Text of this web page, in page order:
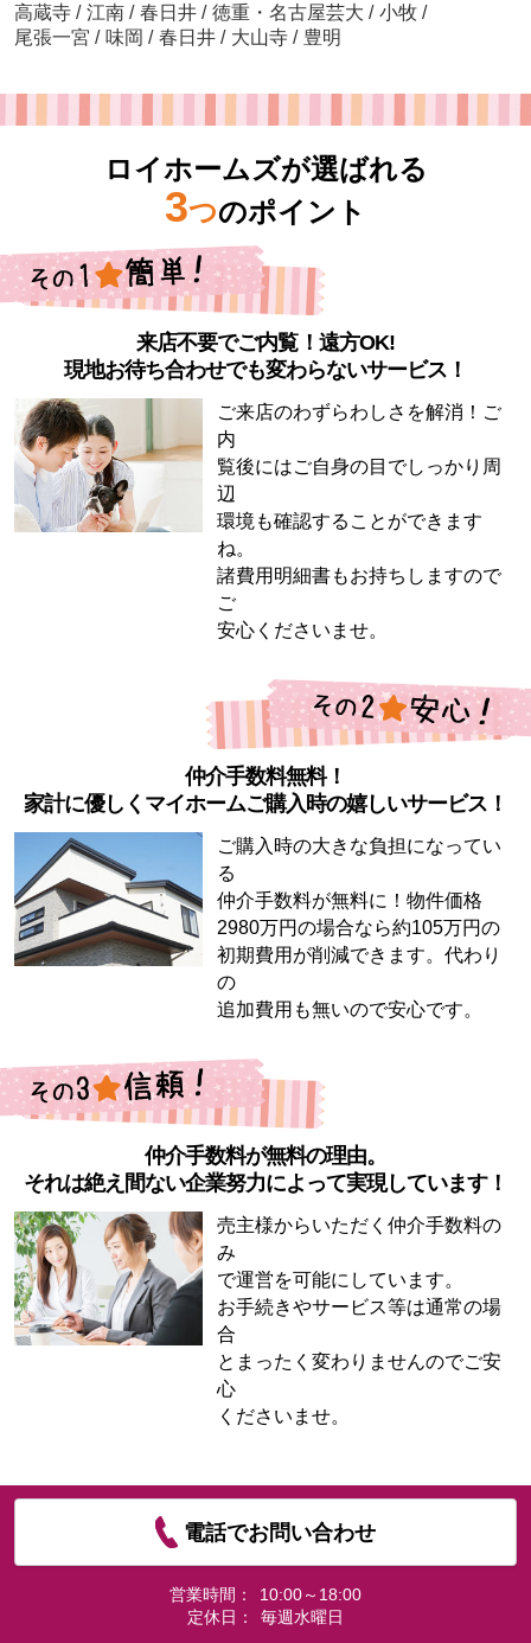
高蔵寺 / 江南 / 春日井 / 徳重・名古屋芸大 / 小牧 /
尾張一宮 / 味岡 / 春日井 / 大山寺 / 豊明
ロイホームズが選ばれる
3つのポイント
来店不要でご内覧！遠方OK!
現地お待ち合わせでも変わらないサービス！
ご来店のわずらわしさを解消！ご
内
覧後にはご自身の目でしっかり周
辺
環境も確認することができます
ね。
諸費用明細書もお持ちしますので
ご
安心くださいませ。
仲介手数料無料！
家計に優しくマイホームご購入時の嬉しいサービス！
ご購入時の大きな負担になってい
る
仲介手数料が無料に！物件価格
2980万円の場合なら約105万円の
初期費用が削減できます。代わり
の
追加費用も無いので安心です。
仲介手数料が無料の理由。
それは絶え間ない企業努力によって実現しています！
売主様からいただく仲介手数料の
み
で運営を可能にしています。
お手続きやサービス等は通常の場
合
とまったく変わりませんのでご安
心
くださいませ。
電話でお問い合わせ
営業時間：
10:00～18:00
定休日：
毎週水曜日